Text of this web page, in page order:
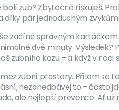
bolí zub? Zbytečně riskuješ.
díky pár jednoduchým zvykům.
začíná správným
dvě minuty. Výsledek?
zubního kazu – a když v
prostory. Přitom se
nezanedbávej to – často
ale nejlepší prevence. Ať